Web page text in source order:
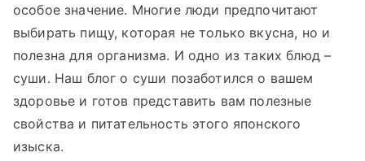
особое значение. Многие люди предпочитают
выбирать пищу, которая не только вкусна, но и
полезна для организма. И одно из таких блюд –
суши. Наш блог о суши позаботился о вашем
здоровье и готов представить вам полезные
свойства и питательность этого японского
изыска.